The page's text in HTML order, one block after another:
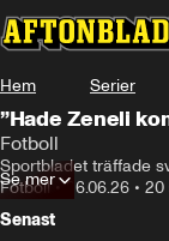
Hem Serier
”Hade Zeneli
Fotboll
Sportbladet träffade
Fotboll•26.06.26 • 20
Se mer
Senast